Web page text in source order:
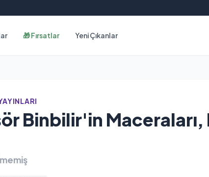
🎁 Fırsatlar Yeni Çıkanlar
Binbilir'in Maceraları,